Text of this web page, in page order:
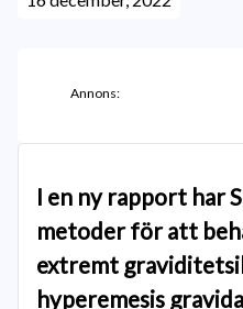
Annons:
I en ny rapport har
metoder för att
extremt
hyperemesis